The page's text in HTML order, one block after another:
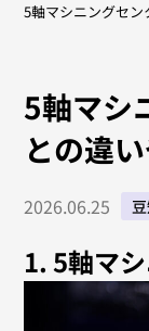
5軸マシニングセ
5軸マシ
との違
2026.06.25
1. 5軸マ